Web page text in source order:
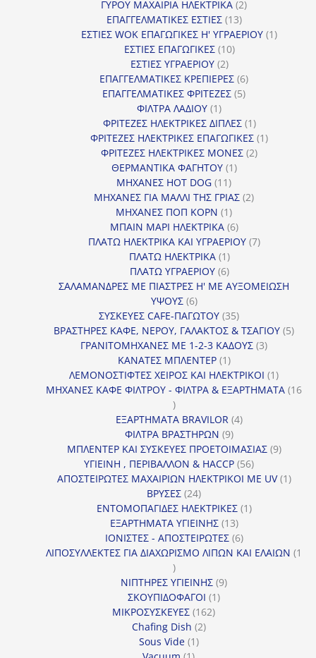
ΓΥΡΟΥ ΜΑΧΑΙΡΙΑ ΗΛΕΚΤΡΙΚΑ 22
ΕΠΑΓΓΕΛΜΑΤΙΚΕΣ ΕΣΤΙΕΣ 1313
προϊόντα
ΕΣΤΙΕΣ WOK ΕΠΑΓΩΓΙΚΕΣ Η' ΥΓΡΑΕΡΙΟΥ 11
ΕΣΤΙΕΣ ΕΠΑΓΩΓΙΚΕΣ 1010
ΕΣΤΙΕΣ ΥΓΡΑΕΡΙΟΥ 22
προϊόντα
ΕΠΑΓΓΕΛΜΑΤΙΚΕΣ ΚΡΕΠΙΕΡΕΣ 66
προϊόντα
ΕΠΑΓΓΕΛΜΑΤΙΚΕΣ ΦΡΙΤΕΖΕΣ 55
ΦΙΛΤΡΑ ΛΑΔΙΟΥ 11
προϊόν
ΦΡΙΤΕΖΕΣ ΗΛΕΚΤΡΙΚΕΣ ΔΙΠΛΕΣ 11
προϊόν
ΦΡΙΤΕΖΕΣ ΗΛΕΚΤΡΙΚΕΣ ΕΠΑΓΩΓΙΚΕΣ 11
ΦΡΙΤΕΖΕΣ ΗΛΕΚΤΡΙΚΕΣ ΜΟΝΕΣ 22
ΘΕΡΜΑΝΤΙΚΑ ΦΑΓΗΤΟΥ 11
ΜΗΧΑΝΕΣ HOT DOG 1111
προϊόντα
ΜΗΧΑΝΕΣ ΓΙΑ ΜΑΛΛΙ ΤΗΣ ΓΡΙΑΣ 22
ΜΗΧΑΝΕΣ ΠΟΠ ΚΟΡΝ 11
προϊόν
ΜΠΑΙΝ ΜΑΡΙ ΗΛΕΚΤΡΙΚΑ 66
προϊόντα
ΠΛΑΤΩ ΗΛΕΚΤΡΙΚΑ ΚΑΙ ΥΓΡΑΕΡΙΟΥ 77
ΠΛΑΤΩ ΗΛΕΚΤΡΙΚΑ 11
προϊόν
ΠΛΑΤΩ ΥΓΡΑΕΡΙΟΥ 66
προϊόντα
ΣΑΛΑΜΑΝΔΡΕΣ ΜΕ ΠΙΑΣΤΡΕΣ Η' ΜΕ ΑΥΞΟΜΕΙΩΣΗ
ΥΨΟΥΣ 66
προϊόντα
ΣΥΣΚΕΥΕΣ CAFE-ΠΑΓΩΤΟΥ 3535
προϊόντα
ΒΡΑΣΤΗΡΕΣ ΚΑΦΕ, ΝΕΡΟΥ, ΓΑΛΑΚΤΟΣ & ΤΣΑΓΙΟΥ 55
ΓΡΑΝΙΤΟΜΗΧΑΝΕΣ ΜΕ 1-2-3 ΚΑΔΟΥΣ 33
ΚΑΝΑΤΕΣ ΜΠΛΕΝΤΕΡ 11
προϊόν
ΛΕΜΟΝΟΣΤΙΦΤΕΣ ΧΕΙΡΟΣ ΚΑΙ ΗΛΕΚΤΡΙΚΟΙ 11
προϊόν
ΜΗΧΑΝΕΣ ΚΑΦΕ ΦΙΛΤΡΟΥ - ΦΙΛΤΡΑ & ΕΞΑΡΤΗΜΑΤΑ 16
16
προϊόντα
ΕΞΑΡΤΗΜΑΤΑ BRAVILOR 44
ΦΙΛΤΡΑ ΒΡΑΣΤΗΡΩΝ 99
προϊόντα
ΜΠΛΕΝΤΕΡ ΚΑΙ ΣΥΣΚΕΥΕΣ ΠΡΟΕΤΟΙΜΑΣΙΑΣ 99
ΥΓΙΕΙΝΗ , ΠΕΡΙΒΑΛΛΟΝ & HACCP 5656
προϊόντα
ΑΠΟΣΤΕΙΡΩΤΕΣ ΜΑΧΑΙΡΙΩΝ ΗΛΕΚΤΡΙΚΟΙ ΜΕ UV 11
ΒΡΥΣΕΣ 2424
προϊόντα
ΕΝΤΟΜΟΠΑΓΙΔΕΣ ΗΛΕΚΤΡΙΚΕΣ 11
ΕΞΑΡΤΗΜΑΤΑ ΥΓΙΕΙΝΗΣ 1313
προϊόντα
ΙΟΝΙΣΤΕΣ - ΑΠΟΣΤΕΙΡΩΤΕΣ 66
προϊόντα
ΛΙΠΟΣΥΛΛΕΚΤΕΣ ΓΙΑ ΔΙΑΧΩΡΙΣΜΟ ΛΙΠΩΝ ΚΑΙ ΕΛΑΙΩΝ 1
1
προϊόν
ΝΙΠΤΗΡΕΣ ΥΓΙΕΙΝΗΣ 99
ΣΚΟΥΠΙΔΟΦΑΓΟΙ 11
ΜΙΚΡΟΣΥΣΚΕΥΕΣ 162162
Chafing Dish 22
Sous Vide 11